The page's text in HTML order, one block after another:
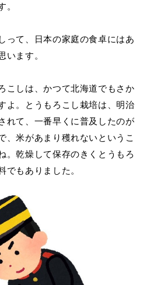
。
って、日本の家庭の食卓にはあ
います。
こしは、かつて北海道でもさか
よ。とうもろこし栽培は、明治
れて、一番早くに普及したのが
、米があまり穫れないというこ
。乾燥して保存のきくとうもろ
でもありました。